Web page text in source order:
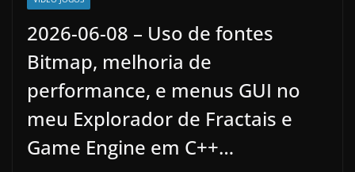
2026-06-08 – Uso de fontes
Bitmap, melhoria de
performance, e menus GUI no
meu Explorador de Fractais e
Game Engine em C++…